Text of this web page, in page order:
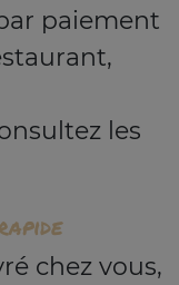
paiement
les
chez vous,